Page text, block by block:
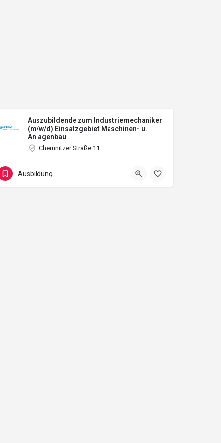
Auszubildende zum Industriemechaniker
(m/w/d) Einsatzgebiet Maschinen- u.
Anlagenbau
Chemnitzer Straße 11
Ausbildung